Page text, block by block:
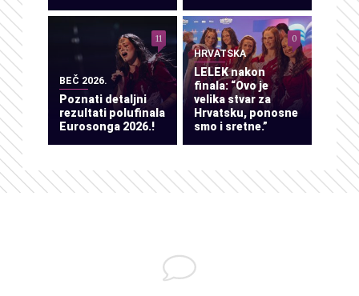
BEČ 2026.
Poznati detaljni
rezultati polufinala
Eurosonga 2026.!
11
HRVATSKA
LELEK nakon
finala: “Ovo je
velika stvar za
Hrvatsku, ponosne
smo i sretne.”
0